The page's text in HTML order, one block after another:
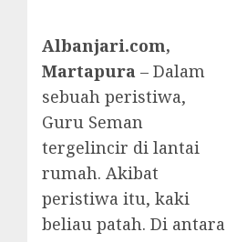
Albanjari.com,
Martapura – Dalam
sebuah peristiwa,
Guru Seman
tergelincir di lantai
rumah. Akibat
peristiwa itu, kaki
beliau patah. Di antara